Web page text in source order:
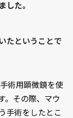
した。
たということで
術用顕微鏡を使
。その際、マウ
手術をしたとこ